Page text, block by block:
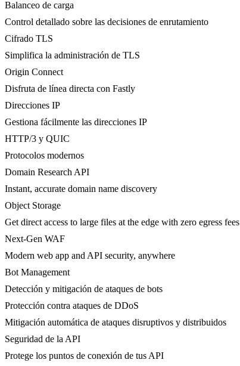
Balanceo de carga
Control detallado sobre las decisiones de enrutamiento
Cifrado TLS
Simplifica la administración de TLS
Origin Connect
Disfruta de línea directa con Fastly
Direcciones IP
Gestiona fácilmente las direcciones IP
HTTP/3 y QUIC
Protocolos modernos
Domain Research API
Instant, accurate domain name discovery
Object Storage
Get direct access to large files at the edge with zero egress fees
Next-Gen WAF
Modern web app and API security, anywhere
Bot Management
Detección y mitigación de ataques de bots
Protección contra ataques de DDoS
Mitigación automática de ataques disruptivos y distribuidos
Seguridad de la API
Protege los puntos de conexión de tus API